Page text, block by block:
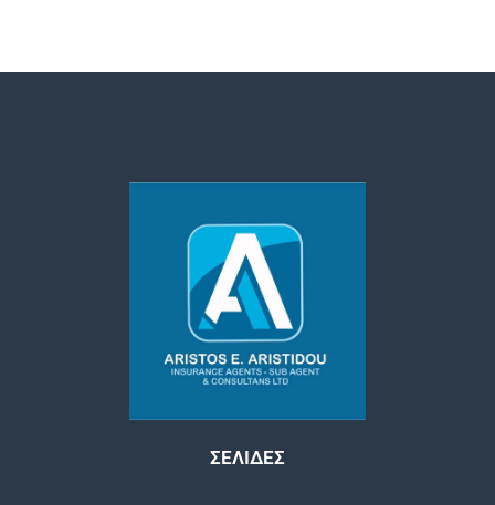
ΣΕΛΙΔΕΣ